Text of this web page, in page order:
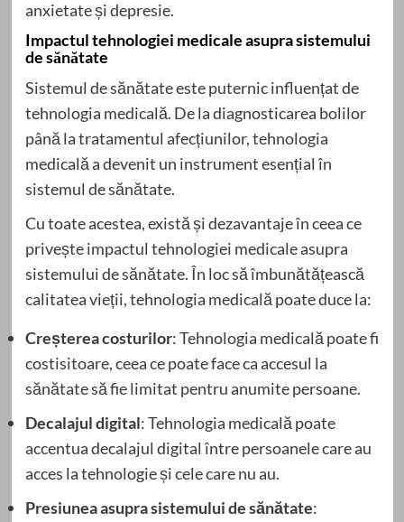
anxietate și depresie.
Impactul tehnologiei medicale asupra sistemului
de sănătate
Sistemul de sănătate este puternic influențat de
tehnologia medicală. De la diagnosticarea bolilor
până la tratamentul afecțiunilor, tehnologia
medicală a devenit un instrument esențial în
sistemul de sănătate.
Cu toate acestea, există și dezavantaje în ceea ce
privește impactul tehnologiei medicale asupra
sistemului de sănătate. În loc să îmbunătățească
calitatea vieții, tehnologia medicală poate duce la:
Creșterea costurilor: Tehnologia medicală poate fi
costisitoare, ceea ce poate face ca accesul la
sănătate să fie limitat pentru anumite persoane.
Decalajul digital: Tehnologia medicală poate
accentua decalajul digital între persoanele care au
acces la tehnologie și cele care nu au.
Presiunea asupra sistemului de sănătate: